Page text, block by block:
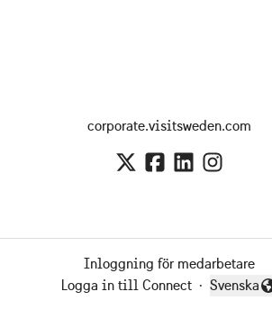
corporate.visitsweden.com
Inloggning för medarbetare
Logga in till Connect ·
Byt språk
Svenska